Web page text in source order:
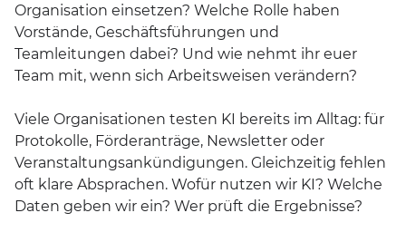
Organisation einsetzen? Welche Rolle haben
Vorstände, Geschäftsführungen und
Teamleitungen dabei? Und wie nehmt ihr euer
Team mit, wenn sich Arbeitsweisen verändern?
Viele Organisationen testen KI bereits im Alltag: für
Protokolle, Förderanträge, Newsletter oder
Veranstaltungsankündigungen. Gleichzeitig fehlen
oft klare Absprachen. Wofür nutzen wir KI? Welche
Daten geben wir ein? Wer prüft die Ergebnisse?